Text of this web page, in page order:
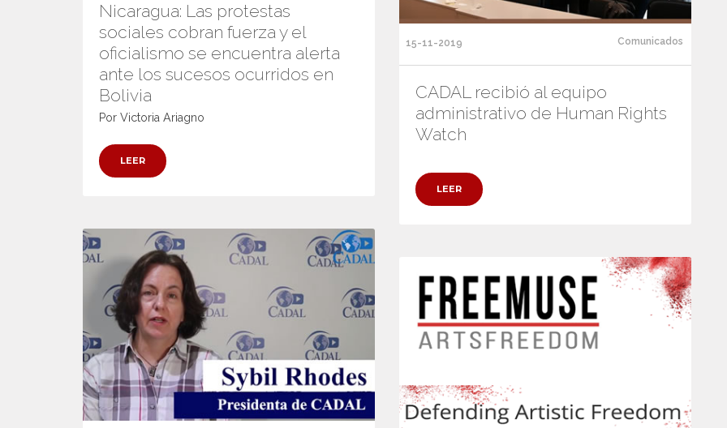
Nicaragua: Las protestas
sociales cobran fuerza y el
oficialismo se encuentra alerta
ante los sucesos ocurridos en
Bolivia
Por Victoria Ariagno
LEER
15-11-2019 Comunicados
CADAL recibió al equipo
administrativo de Human Rights
Watch
LEER